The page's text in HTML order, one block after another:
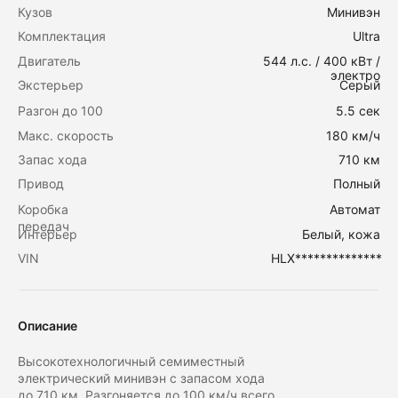
Заказать тест-драйв
Рассчитать кредит
Описание
5.5 сек
Разгон до 100
180 км/ч
Макс. скорость
710 км
Запас хода
Ultra
Комплектация
544 л.с. / 400 кВт /
электро
Двигатель
Серый
Экстерьер
Минивэн
Кузов
Полный
Привод
Высокотехнологичный семиместный
электрический минивэн с запасом хода
до 710 км. Разгоняется до 100 км/ч всего
Автомат
Коробка
передач
Белый, кожа
Интерьер
HLX**************
VIN